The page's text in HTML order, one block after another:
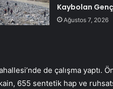
Kaybolan
Ağustos 7, 2026
de çalışma yaptı.
655 sentetik hap ve